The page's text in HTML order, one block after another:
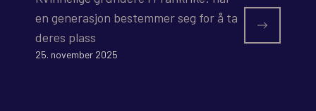
en generasjon bestemmer seg for å ta
deres plass
25. november 2025